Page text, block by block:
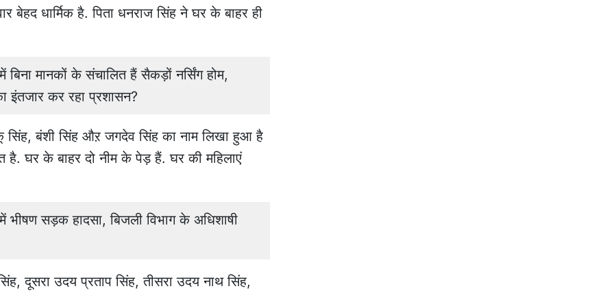
धार्मिक है. पिता धनराज सिंह ने घर के बाहर ही
मानकों के संचालित हैं सैकड़ों नर्सिंग होम,
इंतजार कर रहा प्रशासन?
सिंह, बंशी सिंह औऱ जगदेव सिंह का नाम लिखा हुआ है
है. घर के बाहर दो नीम के पेड़ हैं. घर की महिलाएं
सड़क हादसा, बिजली विभाग के अधिशाषी
दूसरा उदय प्रताप सिंह, तीसरा उदय नाथ सिंह,